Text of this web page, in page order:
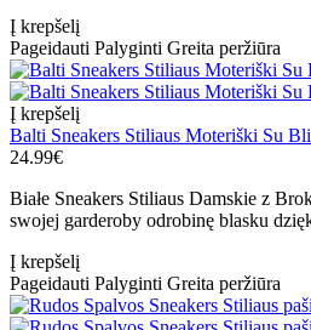
Į krepšelį
Pageidauti Palyginti Greita peržiūra
Į krepšelį
Balti Sneakers Stiliaus Moteriški Su
24.99€
Białe Sneakers Stiliaus Damskie z
swojej garderoby odrobinę blasku
Į krepšelį
Pageidauti Palyginti Greita peržiūra